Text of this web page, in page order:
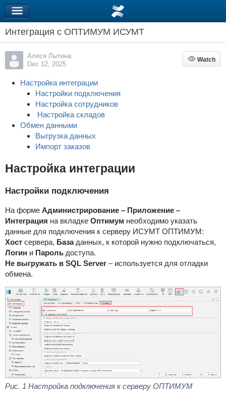
Интеграция с ОПТИМУМ ИСУМТ
Алеся Лытина
Dec 12, 2025
Watch
Watch
Настройка интеграции
Настройки подключения
Настройка сотрудников
Настройка складов
Обмен данными
Выгрузка данных
Импорт заказов
Настройка интеграции
Настройки подключения
На форме Администрирование – Приложение –
Интеграция на вкладке Оптимум необходимо указать
данные для подключения к серверу ИСУМТ ОПТИМУМ:
Хост сервера, Базаданных, к которой нужно подключаться,
Логин и Пароль доступа.
Не выгружать в SQL Server – используется для отладки
обмена.
Рис. 1 Настройка подключения к серверу ОПТИМУМ